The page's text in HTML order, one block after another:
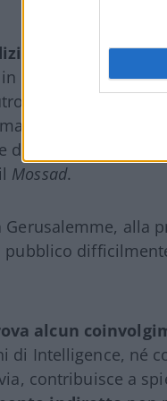
cui Maxwell si
della storia
del tutto
documentano i
Mossad.
Gerusalemme, alla
alcun
di Intelligence, né
contribuisce a